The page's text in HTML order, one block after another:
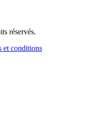
réservés.
et conditions